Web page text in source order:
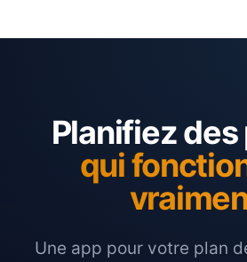
Planifiez
qui
Une app pour votre plan